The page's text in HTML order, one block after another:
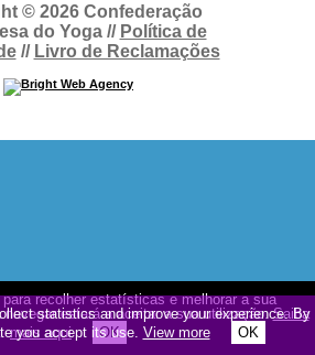
recolher estatísticas e melhorar a sua
navegar estará a aceitar a sua utilização.Saiba
mais aqui
OK
© 2026 Confederação
do Yoga // Política de
// Livro de Reclamações
statistics and improve your experience. By
you accept its use. View more OK